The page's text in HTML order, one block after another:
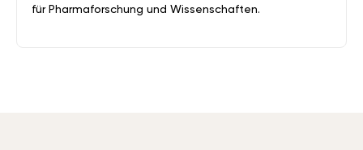
für Pharmaforschung und Wissenschaften.